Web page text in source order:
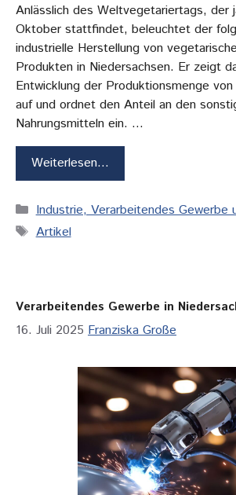
Anlässlich des Weltvegetariertags, der
Oktober stattfindet, beleuchtet der
industrielle Herstellung von
Produkten in Niedersachsen. Er zeigt
Entwicklung der Produktionsmenge
auf und ordnet den Anteil an den
Nahrungsmitteln ein. …
Weiterlesen…
Kategorien
Industrie, Verarbeitendes Gewerbe
Schlagwörter
Artikel
Verarbeitendes Gewerbe in
16. Juli 2025 Franziska Große